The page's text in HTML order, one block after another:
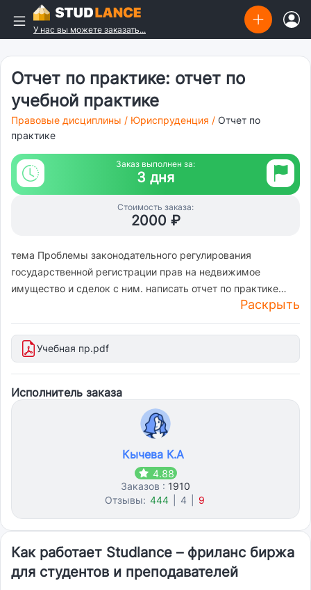
У нас вы можете заказать...
Отчет по практике: отчет по
учебной практике
Правовые дисциплины / Юриспруденция / Отчет по
практике
Заказ выполнен за:
3 дня
Стоимость заказа:
2000 ₽
тема Проблемы законодательного регулирования
государственной регистрации прав на недвижимое
имущество и сделок с ним. написать отчет по практике
Раскрыть
Учебная пр.pdf
Исполнитель заказа
Кычева К.А
4.88
Заказов : 1910
Отзывы: 444 4 9
Как работает Studlance – фриланс биржа
для студентов и преподавателей